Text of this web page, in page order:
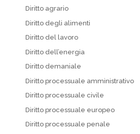
Diritto agrario
Diritto degli alimenti
Diritto del lavoro
Diritto dell’energia
Diritto demaniale
Diritto processuale amministrativo
Diritto processuale civile
Diritto processuale europeo
Diritto processuale penale